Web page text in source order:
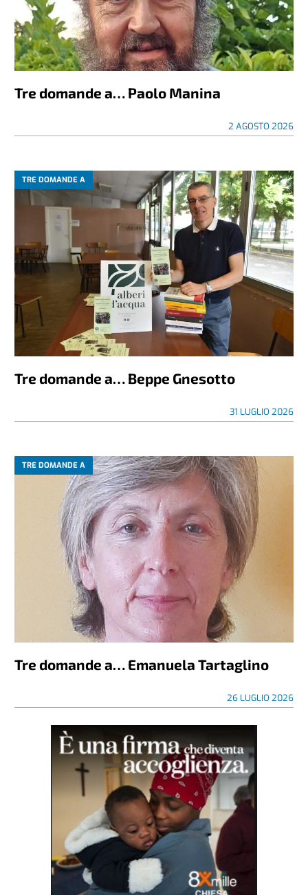
Tre domande a… Paolo Manina
2 AGOSTO 2026
TRE DOMANDE A
Tre domande a… Beppe Gnesotto
31 LUGLIO 2026
TRE DOMANDE A
Tre domande a… Emanuela Tartaglino
26 LUGLIO 2026